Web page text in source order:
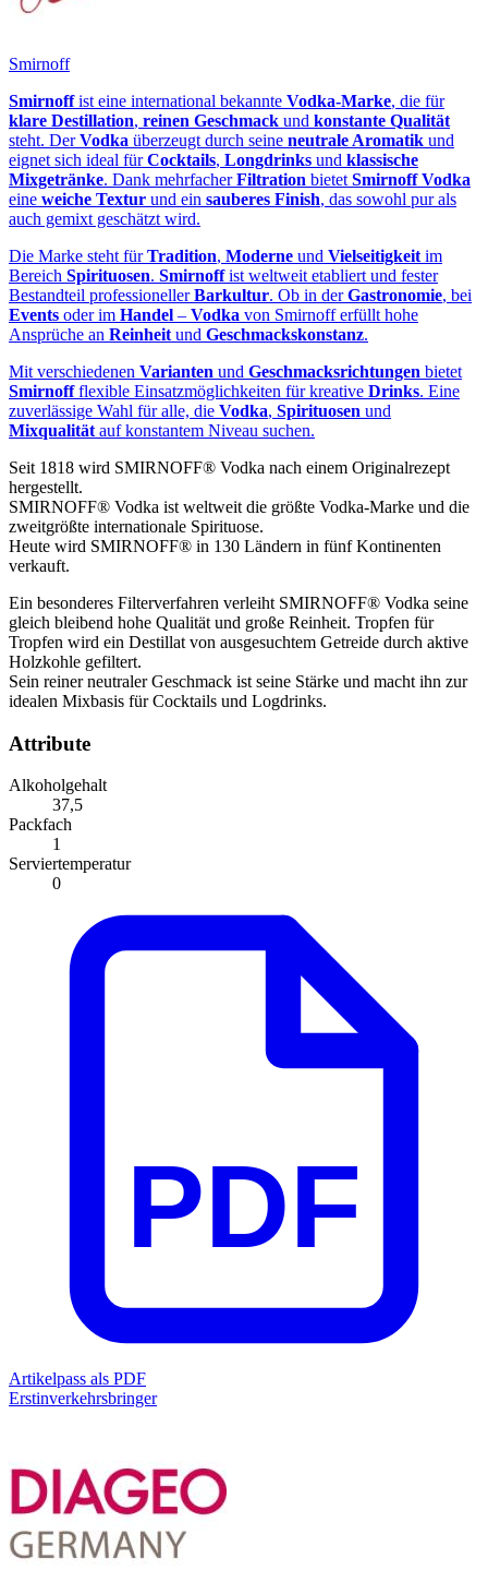
Smirnoff
Smirnoffist eine international bekannte Vodka‑Marke, die für
klare Destillation, reinen Geschmack und konstante Qualität
steht. DerVodka überzeugt durch seine neutrale Aromatik und
eignet sich ideal fürCocktails, Longdrinks und klassische
Mixgetränke. Dank mehrfacherFiltration bietet Smirnoff Vodka
eine weiche Textur und ein sauberes Finish, das sowohl pur als
auch gemixt geschätzt wird.
Die Marke steht fürTradition, Moderne und Vielseitigkeit im
Bereich Spirituosen. Smirnoffist weltweit etabliert und fester
Bestandteil professionellerBarkultur. Ob in derGastronomie, bei
Events oder im Handel – Vodka von Smirnoff erfüllt hohe
Ansprüche an Reinheit und Geschmackskonstanz.
Mit verschiedenen Varianten und Geschmacksrichtungen bietet
Smirnoffflexible Einsatzmöglichkeiten für kreative Drinks. Eine
zuverlässige Wahl für alle, die Vodka, Spirituosen und
Mixqualität auf konstantem Niveau suchen.
Seit 1818 wird SMIRNOFF® Vodka nach einem Originalrezept
hergestellt.
SMIRNOFF® Vodka ist weltweit die größte Vodka-Marke und die
zweitgrößte internationale Spirituose.
Heute wird SMIRNOFF® in 130 Ländern in fünf Kontinenten
verkauft.
Ein besonderes Filterverfahren verleiht SMIRNOFF® Vodka seine
gleich bleibend hohe Qualität und große Reinheit. Tropfen für
Tropfen wird ein Destillat von ausgesuchtem Getreide durch aktive
Holzkohle gefiltert.
Sein reiner neutraler Geschmack ist seine Stärke und macht ihn zur
idealen Mixbasis für Cocktails und Logdrinks.
Attribute
Alkoholgehalt
37,5
Packfach
1
Serviertemperatur
0
PDF
Artikelpass als PDF
Erstinverkehrsbringer